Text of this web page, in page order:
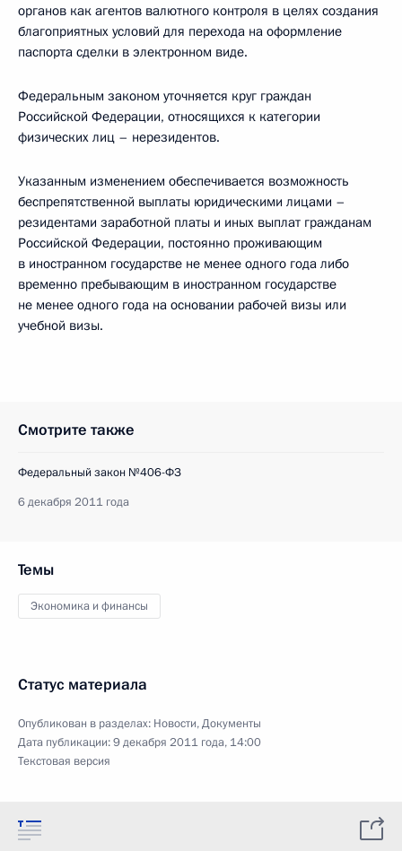
органов как агентов валютного контроля в целях создания
благоприятных условий для перехода на оформление
паспорта сделки в электронном виде.
Федеральным законом уточняется круг граждан
Российской Федерации, относящихся к категории
физических лиц – нерезидентов.
Указанным изменением обеспечивается возможность
беспрепятственной выплаты юридическими лицами –
резидентами заработной платы и иных выплат гражданам
Российской Федерации, постоянно проживающим
в иностранном государстве не менее одного года либо
временно пребывающим в иностранном государстве
не менее одного года на основании рабочей визы или
учебной визы.
Смотрите также
Федеральный закон №406-ФЗ
6 декабря 2011 года
Темы
Экономика и финансы
Статус материала
Опубликован в разделах: Новости,Документы
Дата публикации:9 декабря 2011 года, 14:00
Текстовая версия